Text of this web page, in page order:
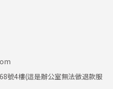
號4樓(這是辦公室無法做退款服